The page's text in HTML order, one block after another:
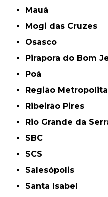
Mauá
Mogi das Cruzes
Osasco
Pirapora do Bom
Poá
Região
Ribeirão Pires
Rio Grande da
SBC
SCS
Salesópolis
Santa Isabel